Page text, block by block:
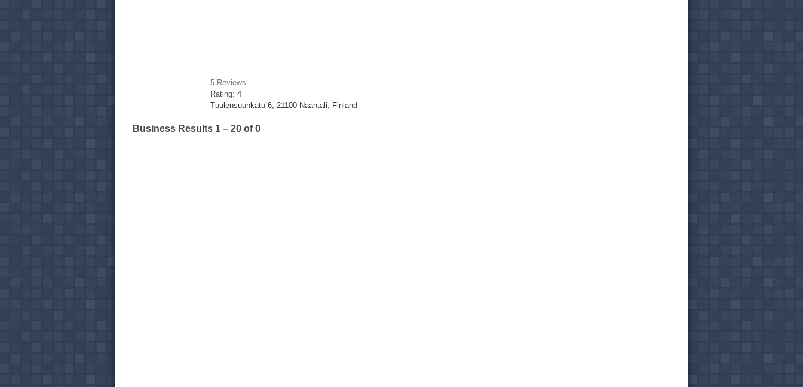
5 Reviews
Rating: 4
Tuulensuunkatu 6, 21100 Naantali, Finland
Business Results 1 – 20 of 0